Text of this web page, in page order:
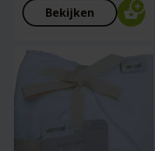
Bekijken